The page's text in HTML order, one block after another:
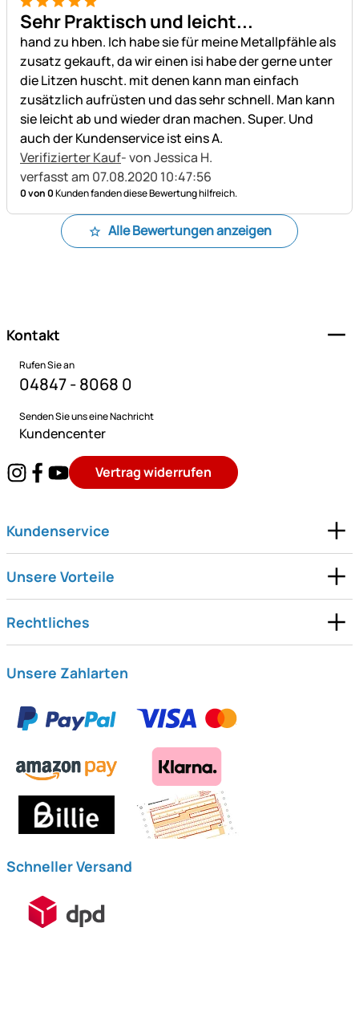
5 von 5
Sehr Praktisch und leicht...
hand zu hben. Ich habe sie für meine Metallpfähle als
zusatz gekauft, da wir einen isi habe der gerne unter
die Litzen huscht. mit denen kann man einfach
zusätzlich aufrüsten und das sehr schnell. Man kann
sie leicht ab und wieder dran machen. Super. Und
auch der Kundenservice ist eins A.
Verifizierter Kauf- von Jessica H.
verfasst am 07.08.2020 10:47:56
0 von 0Kunden fanden diese Bewertung hilfreich.
Alle Bewertungen anzeigen
Kontakt
Rufen Sie an
04847 - 8068 0
Senden Sie uns eine Nachricht
Kundencenter
Vertrag widerrufen
Kundenservice
Unsere Vorteile
Rechtliches
Unsere Zahlarten
Schneller Versand